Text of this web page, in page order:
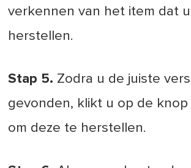
verkennen van het item dat
herstellen.
Stap 5. Zodra u de juiste
gevonden, klikt u op de
om deze te herstellen.